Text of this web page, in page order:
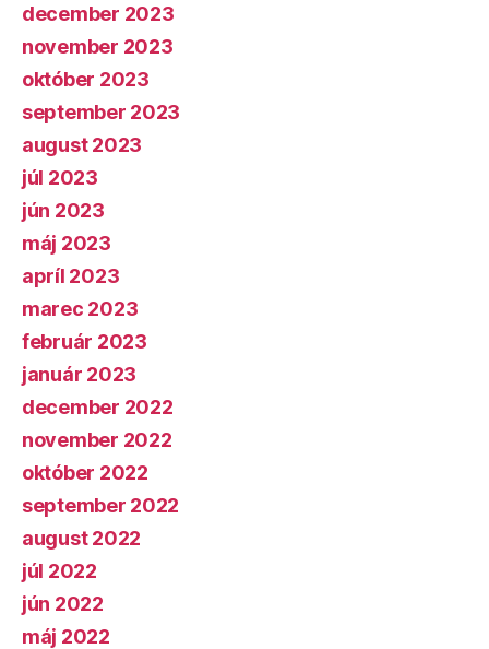
december 2023
november 2023
október 2023
september 2023
august 2023
júl 2023
jún 2023
máj 2023
apríl 2023
marec 2023
február 2023
január 2023
december 2022
november 2022
október 2022
september 2022
august 2022
júl 2022
jún 2022
máj 2022